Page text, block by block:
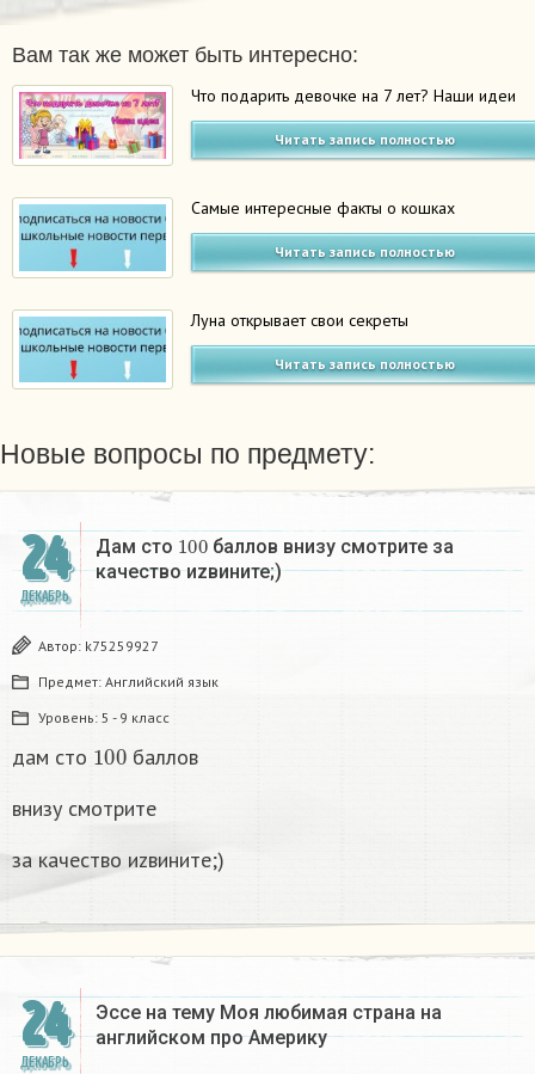
Вам так же может быть интересно:
Что подарить девочке на 7 лет? Наши идеи
Читать запись полностью
Самые интересные факты о кошках
Читать запись полностью
Луна открывает свои секреты
Читать запись полностью
Новые вопросы по предмету:
24
ДЕКАБРЬ
Дам сто 100баллов внизу смотрите за
качество иzвините;)
Автор: k75259927
Предмет: Английский язык
Уровень: 5 - 9 класс
дам сто 100 баллов
внизу смотрите
за качество иzвините;)
24
ДЕКАБРЬ
Эссе на тему Моя любимая страна на
английском про Америку​